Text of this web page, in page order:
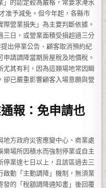
」的認定較為嚴格，常要求淹水
准予減免。但今年起，各縣市
營業損失」為主要判斷依據。
三日，或營業面積受損超過三分
出停業公告、顧客取消預約紀
請調降當期房屋稅及地價稅。
尤其有利，因為這類場地常因瞬
卻已嚴重影響顧客入場意願與營
報：免申請也
地方政府災害應變中心、商業處
樂場所因積水而強制停業或自主
停業達七日以上，且該區過去三
啟動「主動調降」機制，無須業
發的「稅額調降通知書」後回覆